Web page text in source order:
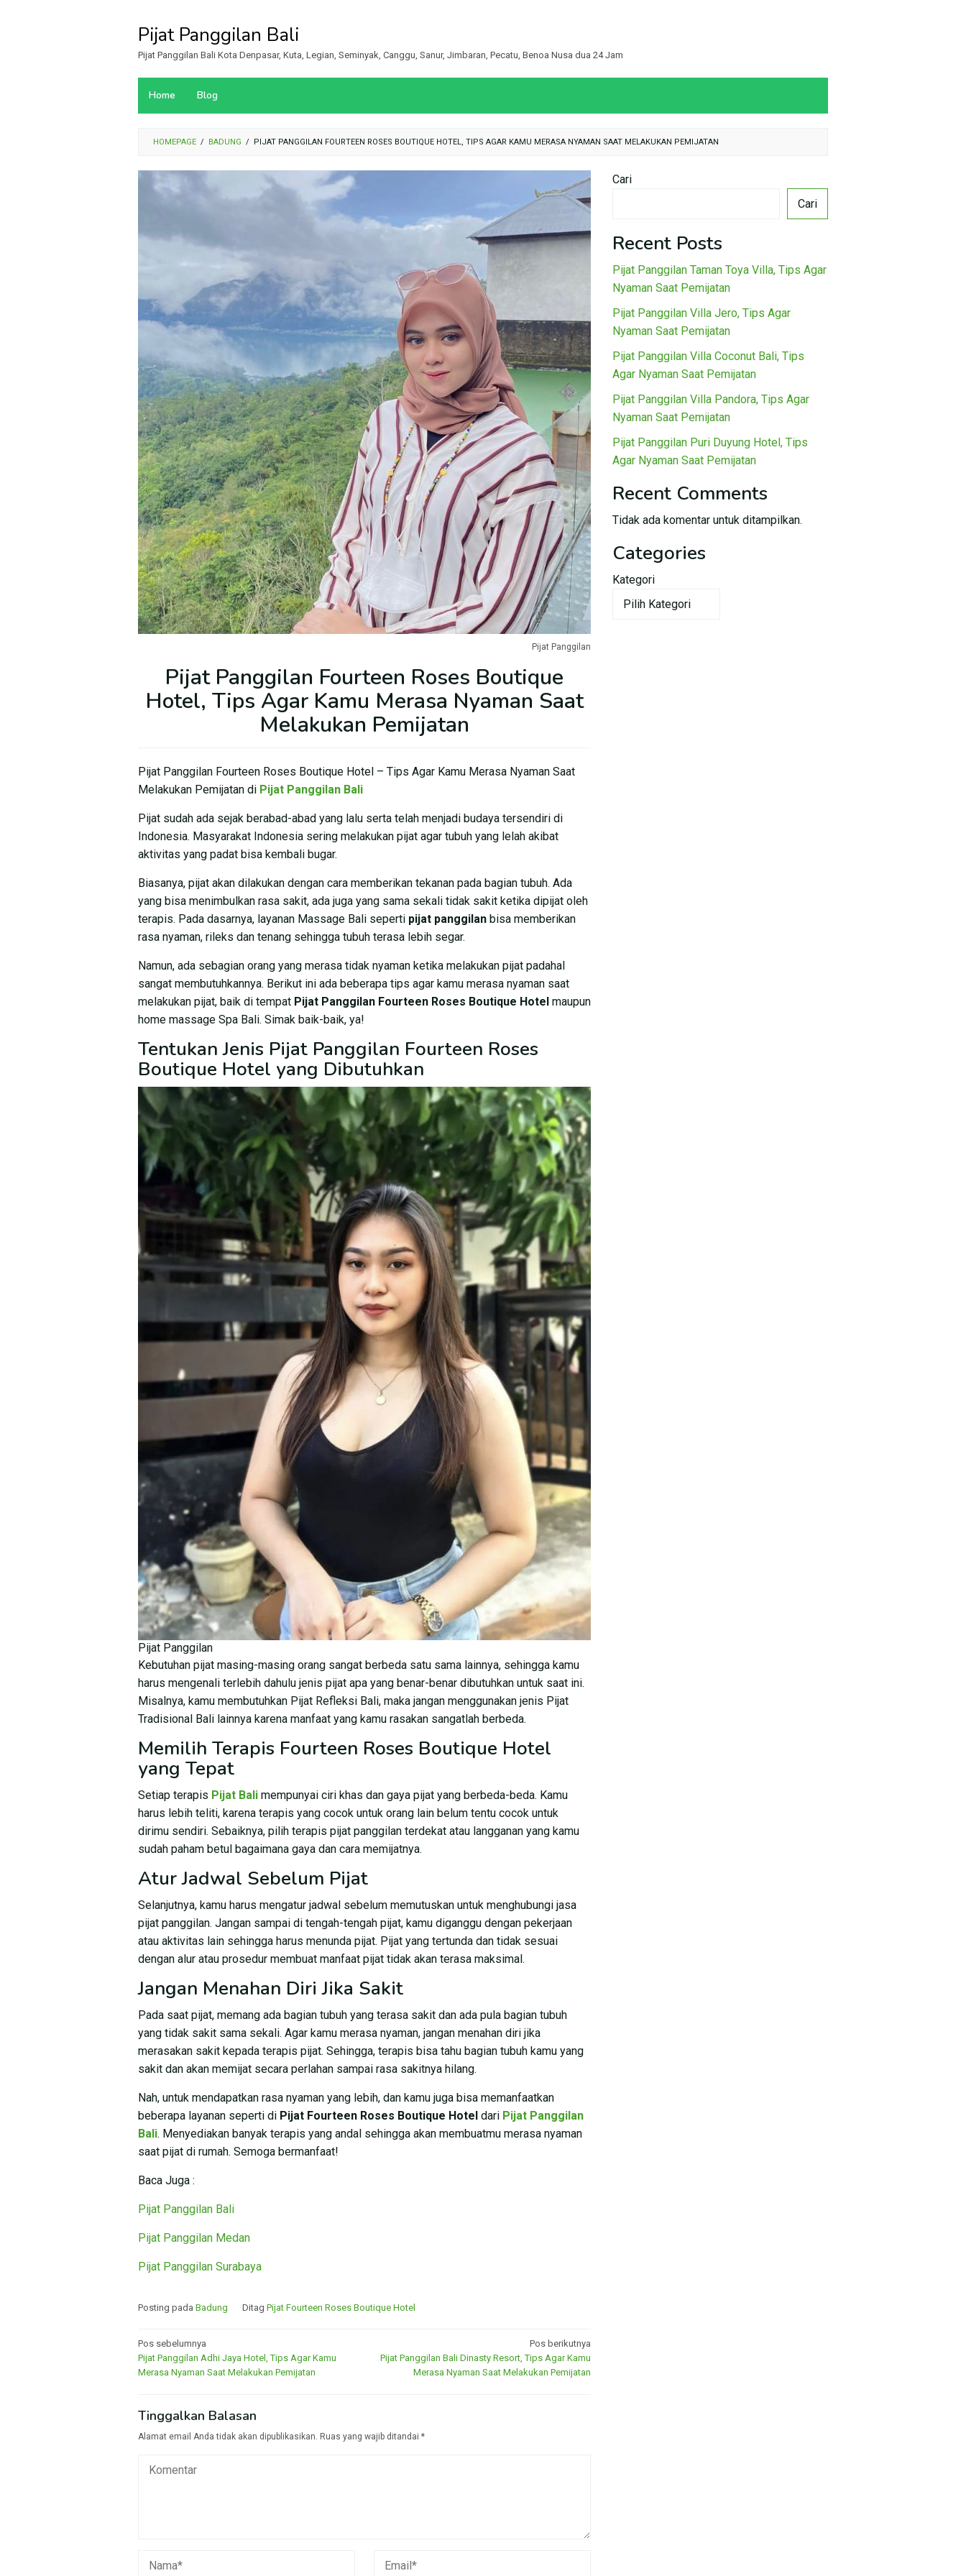
Pijat Panggilan Bali
Pijat Panggilan Bali Kota Denpasar, Kuta, Legian, Seminyak, Canggu, Sanur, Jimbaran, Pecatu, Benoa Nusa dua 24 Jam
Home Blog
HOMEPAGE / BADUNG / PIJAT PANGGILAN FOURTEEN ROSES BOUTIQUE HOTEL, TIPS AGAR KAMU MERASA NYAMAN SAAT MELAKUKAN PEMIJATAN
Pijat Panggilan
Pijat Panggilan Fourteen Roses Boutique
Hotel, Tips Agar Kamu Merasa Nyaman Saat
Melakukan Pemijatan
Pijat Panggilan Fourteen Roses Boutique Hotel – Tips Agar Kamu Merasa Nyaman Saat
Melakukan Pemijatan di Pijat Panggilan Bali
Pijat sudah ada sejak berabad-abad yang lalu serta telah menjadi budaya tersendiri di
Indonesia. Masyarakat Indonesia sering melakukan pijat agar tubuh yang lelah akibat
aktivitas yang padat bisa kembali bugar.
Biasanya, pijat akan dilakukan dengan cara memberikan tekanan pada bagian tubuh. Ada
yang bisa menimbulkan rasa sakit, ada juga yang sama sekali tidak sakit ketika dipijat oleh
terapis. Pada dasarnya, layanan Massage Bali seperti pijat panggilan bisa memberikan
rasa nyaman, rileks dan tenang sehingga tubuh terasa lebih segar.
Namun, ada sebagian orang yang merasa tidak nyaman ketika melakukan pijat padahal
sangat membutuhkannya. Berikut ini ada beberapa tips agar kamu merasa nyaman saat
melakukan pijat, baik di tempat Pijat Panggilan Fourteen Roses Boutique Hotel maupun
home massage Spa Bali. Simak baik-baik, ya!
Tentukan Jenis Pijat Panggilan Fourteen Roses
Boutique Hotel yang Dibutuhkan
Pijat Panggilan
Kebutuhan pijat masing-masing orang sangat berbeda satu sama lainnya, sehingga kamu
harus mengenali terlebih dahulu jenis pijat apa yang benar-benar dibutuhkan untuk saat ini.
Misalnya, kamu membutuhkan Pijat Refleksi Bali, maka jangan menggunakan jenis Pijat
Tradisional Bali lainnya karena manfaat yang kamu rasakan sangatlah berbeda.
Memilih Terapis Fourteen Roses Boutique Hotel
yang Tepat
Setiap terapis Pijat Bali mempunyai ciri khas dan gaya pijat yang berbeda-beda. Kamu
harus lebih teliti, karena terapis yang cocok untuk orang lain belum tentu cocok untuk
dirimu sendiri. Sebaiknya, pilih terapis pijat panggilan terdekat atau langganan yang kamu
sudah paham betul bagaimana gaya dan cara memijatnya.
Atur Jadwal Sebelum Pijat
Selanjutnya, kamu harus mengatur jadwal sebelum memutuskan untuk menghubungi jasa
pijat panggilan. Jangan sampai di tengah-tengah pijat, kamu diganggu dengan pekerjaan
atau aktivitas lain sehingga harus menunda pijat. Pijat yang tertunda dan tidak sesuai
dengan alur atau prosedur membuat manfaat pijat tidak akan terasa maksimal.
Jangan Menahan Diri Jika Sakit
Pada saat pijat, memang ada bagian tubuh yang terasa sakit dan ada pula bagian tubuh
yang tidak sakit sama sekali. Agar kamu merasa nyaman, jangan menahan diri jika
merasakan sakit kepada terapis pijat. Sehingga, terapis bisa tahu bagian tubuh kamu yang
sakit dan akan memijat secara perlahan sampai rasa sakitnya hilang.
Nah, untuk mendapatkan rasa nyaman yang lebih, dan kamu juga bisa memanfaatkan
beberapa layanan seperti di Pijat Fourteen Roses Boutique Hotel dari Pijat Panggilan
Bali. Menyediakan banyak terapis yang andal sehingga akan membuatmu merasa nyaman
saat pijat di rumah. Semoga bermanfaat!
Baca Juga :
Pijat Panggilan Bali
Pijat Panggilan Medan
Pijat Panggilan Surabaya
Posting pada Badung Ditag Pijat Fourteen Roses Boutique Hotel
Navigasi
pos
Pos sebelumnya
Pijat Panggilan Adhi Jaya Hotel, Tips Agar Kamu
Merasa Nyaman Saat Melakukan Pemijatan
Pos berikutnya
Pijat Panggilan Bali Dinasty Resort, Tips Agar Kamu
Merasa Nyaman Saat Melakukan Pemijatan
Tinggalkan Balasan
Alamat email Anda tidak akan dipublikasikan. Ruas yang wajib ditandai *
Cari
Cari
Recent Posts
Pijat Panggilan Taman Toya Villa, Tips Agar
Nyaman Saat Pemijatan
Pijat Panggilan Villa Jero, Tips Agar
Nyaman Saat Pemijatan
Pijat Panggilan Villa Coconut Bali, Tips
Agar Nyaman Saat Pemijatan
Pijat Panggilan Villa Pandora, Tips Agar
Nyaman Saat Pemijatan
Pijat Panggilan Puri Duyung Hotel, Tips
Agar Nyaman Saat Pemijatan
Recent Comments
Tidak ada komentar untuk ditampilkan.
Categories
Kategori